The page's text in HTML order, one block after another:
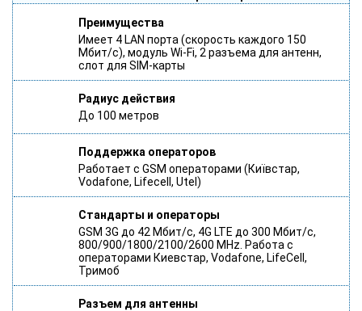
Преимущества
Имеет 4 LAN порта (скорость каждого 150
Мбит/с), модуль Wi-Fi, 2 разъема для антенн,
слот для SIM-карты
Радиус действия
До 100 метров
Поддержка операторов
Работает с GSM операторами (Київстар,
Vodafone, Lifecell, Utel)
Стандарты и операторы
GSM 3G до 42 Мбит/с, 4G LTE до 300 Мбит/с,
800/900/1800/2100/2600 MHz. Работа с
операторами Киевстар, Vodafone, LifeCell,
Тримоб
Разъем для антенны